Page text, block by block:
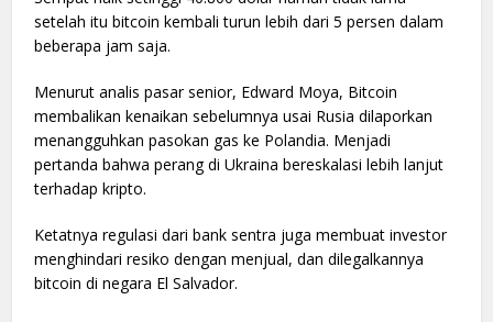
setelah itu bitcoin kembali turun lebih dari 5 persen dalam
beberapa jam saja.
Menurut analis pasar senior, Edward Moya, Bitcoin
membalikan kenaikan sebelumnya usai Rusia dilaporkan
menangguhkan pasokan gas ke Polandia. Menjadi
pertanda bahwa perang di Ukraina bereskalasi lebih lanjut
terhadap kripto.
Ketatnya regulasi dari bank sentra juga membuat investor
menghindari resiko dengan menjual, dan dilegalkannya
bitcoin di negara El Salvador.